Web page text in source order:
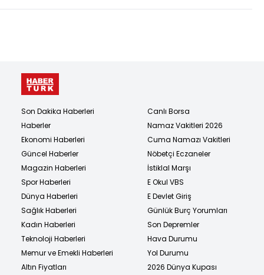
Son Dakika Haberleri
Haberler
Ekonomi Haberleri
Güncel Haberler
Magazin Haberleri
Spor Haberleri
Dünya Haberleri
Sağlık Haberleri
Kadın Haberleri
Teknoloji Haberleri
Memur ve Emekli Haberleri
Altın Fiyatları
Canlı Borsa
Namaz Vakitleri 2026
Cuma Namazı Vakitleri
Nöbetçi Eczaneler
İstiklal Marşı
E Okul VBS
E Devlet Giriş
Günlük Burç Yorumları
Son Depremler
Hava Durumu
Yol Durumu
2026 Dünya Kupası